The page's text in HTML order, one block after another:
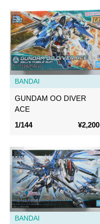
BANDAI
GUNDAM OO DIVER
ACE
1/144
¥2,200
BANDAI